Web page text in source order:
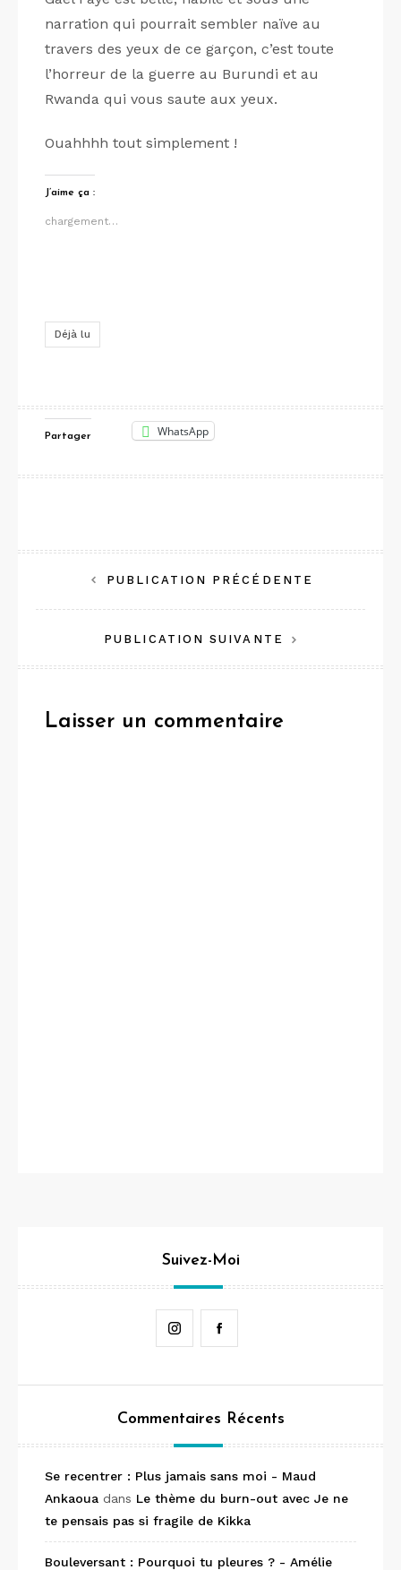
narration qui pourrait sembler naïve au
travers des yeux de ce garçon, c’est toute
l’horreur de la guerre au Burundi et au
Rwanda qui vous saute aux yeux.
Ouahhhh tout simplement !
J’aime ça :
chargement…
Déjà lu
Partager WhatsApp
Navigation
de
l’article
PUBLICATION PRÉCÉDENTE
PUBLICATION SUIVANTE
Laisser un commentaire
Suivez-Moi
Instagram
Commentaires Récents
Se recentrer : Plus jamais sans moi - Maud
Ankaoua dans Le thème du burn-out avec Je ne
te pensais pas si fragile de Kikka
Bouleversant : Pourquoi tu pleures ? - Amélie